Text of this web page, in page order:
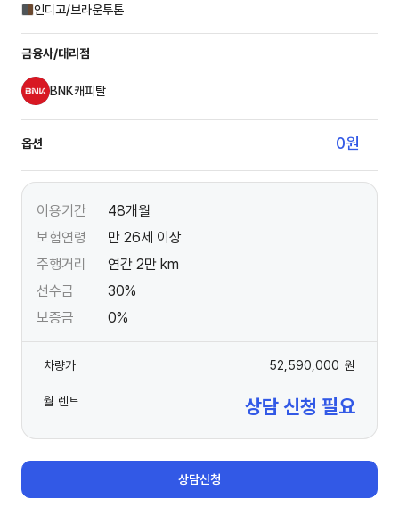
인디고/브라운투톤
금융사/대리점
BNK캐피탈
옵션 0원
이용기간
48개월
보험연령
만 26세 이상
주행거리
연간 2만 km
선수금
30%
보증금
0%
차량가 52,590,000 원
월 렌트 상담 신청 필요
상담신청